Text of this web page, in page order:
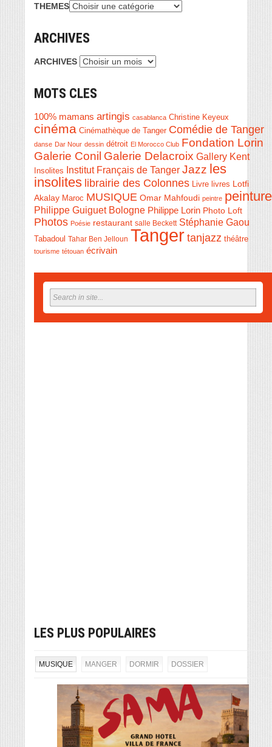
THEMES
ARCHIVES
ARCHIVES
MOTS CLES
100% mamans artingis casablanca Christine Keyeux
cinéma Cinémathèque de Tanger Comédie de Tanger
danse Dar Nour dessin détroit El Morocco Club Fondation Lorin
Galerie Conil Galerie Delacroix Gallery Kent
Insolites Institut Français de Tanger Jazz les
insolites librairie des Colonnes Livre livres
Lotfi
Akalay Maroc MUSIQUE Omar Mahfoudi peintre peinture
Philippe Guiguet Bologne Philippe Lorin Photo Loft
Photos Poésie restaurant salle Beckett Stéphanie Gaou
Tabadoul Tahar Ben Jelloun Tanger tanjazz théâtre
tourisme tétouan écrivain
LES PLUS POPULAIRES
MUSIQUE MANGER DORMIR DOSSIER